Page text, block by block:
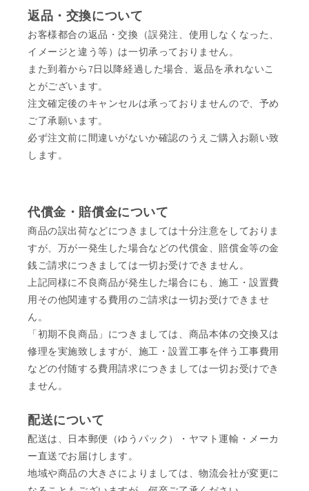
返品・交換について
お客様都合の返品・交換（誤発注、使用しなくなった、
イメージと違う等）は一切承っておりません。
また到着から7日以降経過した場合、返品を承れないこ
とがございます。
注文確定後のキャンセルは承っておりませんので、予め
ご了承願います。
必ず注文前に間違いがないか確認のうえご購入お願い致
します。
代償金・賠償金について
商品の誤出荷などにつきましては十分注意をしておりま
すが、万が一発生した場合などの代償金、賠償金等の金
銭ご請求につきましては一切お受けできません。
上記同様に不良商品が発生した場合にも、施工・設置費
用その他関連する費用のご請求は一切お受けできませ
ん。
「初期不良商品」につきましては、商品本体の交換又は
修理を実施致しますが、施工・設置工事を伴う工事費用
などの付随する費用請求につきましては一切お受けでき
ません。
配送について
配送は、日本郵便（ゆうパック）・ヤマト運輸・メーカ
ー直送でお届けします。
地域や商品の大きさによりましては、物流会社が変更に